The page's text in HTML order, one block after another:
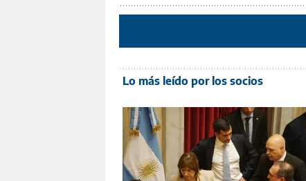
Lo más leído por los socios